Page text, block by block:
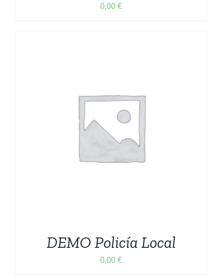
0,00€
DEMO Policía Local
0,00€